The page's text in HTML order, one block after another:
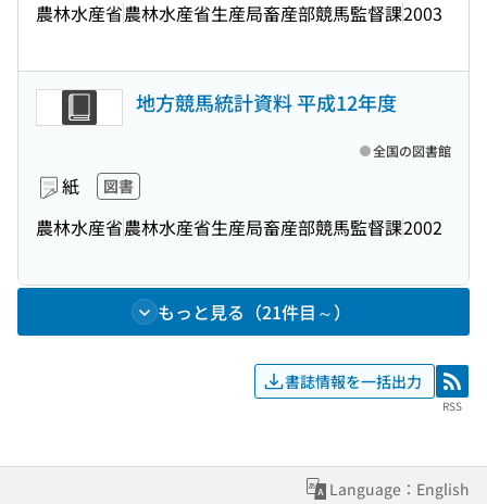
農林水産省農林水産省生産局畜産部競馬監督課2003
地方競馬統計資料 平成12年度
紙 図書
農林水産省農林水産省生産局畜産部競馬監督課2002
全国の図書館
もっと見る（21件目～）
書誌情報を一括出力 RSS
RSS
Language：English